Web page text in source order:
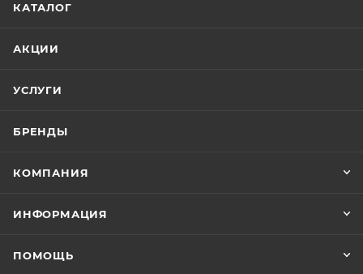
КАТАЛОГ
АКЦИИ
УСЛУГИ
БРЕНДЫ
КОМПАНИЯ
ИНФОРМАЦИЯ
ПОМОЩЬ